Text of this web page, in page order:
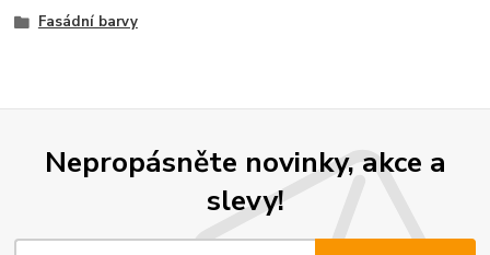
Fasádní barvy
Nepropásněte novinky, akce a
slevy!